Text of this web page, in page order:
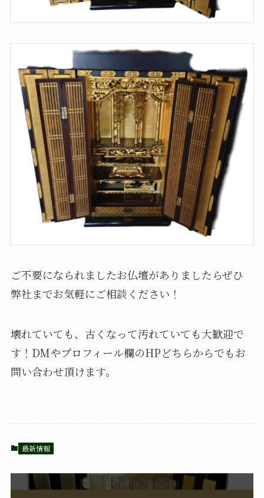
ご不要になられましたお仏壇がありましたらぜひ
弊社までお気軽にご相談ください！
壊れていても、古くなって汚れていても大歓迎で
す！DMやプロフィール欄のHPどちらからでもお
問い合わせ頂けます。
最新情報